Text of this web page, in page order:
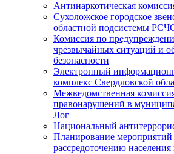
Антинаркотическая
Сухоложское городское
областной подсистемы
Комиссия по
чрезвычайных ситуаций и
безопасности
Электронный
комплекс Cвердловской
Межведомственная
правонарушений в
Лог
Национальный
Планирование мероприятий
рассредоточению населения